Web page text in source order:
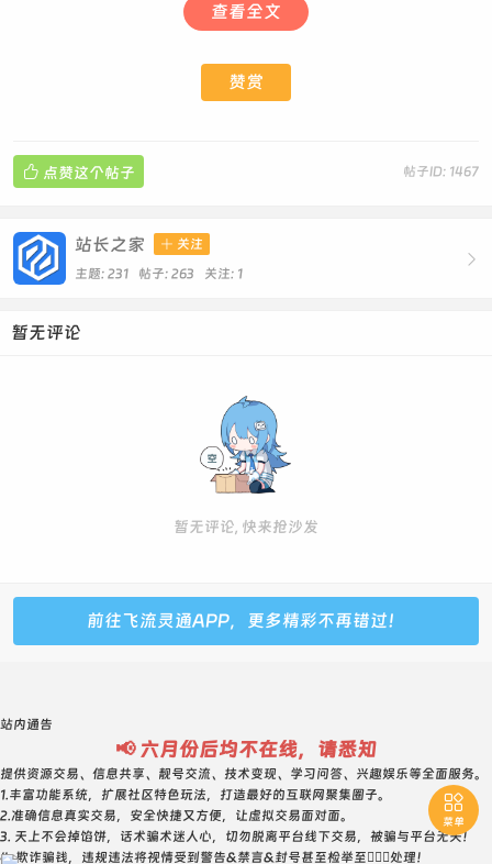
查看全文
赞赏
帖子ID: 1467
 点赞这个帖子

站长之家  关注
主题: 231 帖子: 263 关注: 1
暂无评论
暂无评论, 快来抢沙发
前往飞流灵通APP，更多精彩不再错过！

菜单
站内通告
📢 六月份后均不在线，请悉知
提供资源交易、信息共享、靓号交流、技术变现、学习问答、兴趣娱乐等全面服务。
1.丰富功能系统，扩展社区特色玩法，打造最好的互联网聚集圈子。
2.准确信息真实交易，安全快捷又方便，让虚拟交易面对面。
3. 天上不会掉馅饼，话术骗术迷人心，切勿脱离平台线下交易，被骗与平台无关！
4. 欺诈骗钱，违规违法将视情受到警告&禁言&封号甚至检举至👮🏻‍♀️处理！